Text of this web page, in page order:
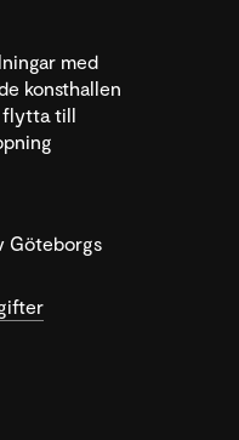
med
konsthallen
flytta till
Göteborgs